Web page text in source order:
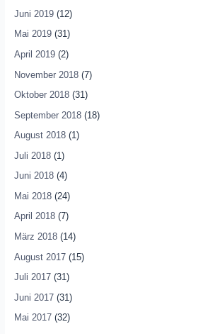
Juni 2019(12)
Mai 2019(31)
April 2019(2)
November 2018(7)
Oktober 2018(31)
September 2018(18)
August 2018(1)
Juli 2018(1)
Juni 2018(4)
Mai 2018(24)
April 2018(7)
März 2018(14)
August 2017(15)
Juli 2017(31)
Juni 2017(31)
Mai 2017(32)